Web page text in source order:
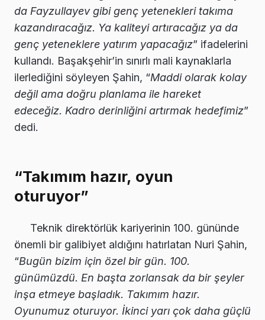
da Fayzullayev gibi genç yetenekleri takıma
kazandıracağız. Ya kaliteyi artıracağız ya da
genç yeteneklere yatırım yapacağız” ifadelerini
kullandı. Başakşehir’in sınırlı mali kaynaklarla
ilerlediğini söyleyen Şahin, “Maddi olarak kolay
değil ama doğru planlama ile hareket
edeceğiz. Kadro derinliğini artırmak hedefimiz”
dedi.
“Takımım hazır, oyun
oturuyor”
Teknik direktörlük kariyerinin 100. gününde
önemli bir galibiyet aldığını hatırlatan Nuri Şahin,
“Bugün bizim için özel bir gün. 100.
günümüzdü. En başta zorlansak da bir şeyler
inşa etmeye başladık. Takımım hazır.
Oyunumuz oturuyor. İkinci yarı çok daha güçlü